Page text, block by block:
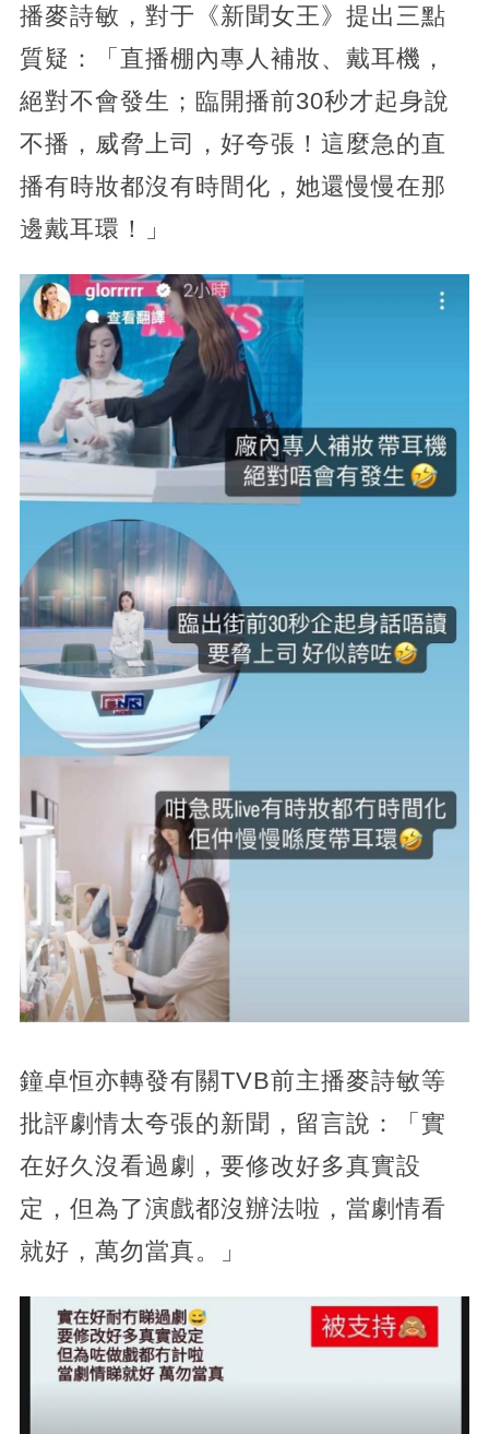
播麥詩敏，對于《新聞女王》提出三點
質疑：「直播棚內專人補妝、戴耳機，
絕對不會發生；臨開播前30秒才起身說
不播，威脅上司，好夸張！這麼急的直
播有時妝都沒有時間化，她還慢慢在那
邊戴耳環！」
鐘卓恒亦轉發有關TVB前主播麥詩敏等
批評劇情太夸張的新聞，留言說：「實
在好久沒看過劇，要修改好多真實設
定，但為了演戲都沒辦法啦，當劇情看
就好，萬勿當真。」